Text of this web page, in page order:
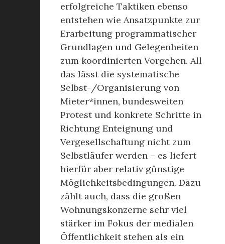
erfolgreiche Taktiken ebenso
entstehen wie Ansatzpunkte zur
Erarbeitung programmatischer
Grundlagen und Gelegenheiten
zum koordinierten Vorgehen. All
das lässt die systematische
Selbst-/Organisierung von
Mieter*innen, bundesweiten
Protest und konkrete Schritte in
Richtung Enteignung und
Vergesellschaftung nicht zum
Selbstläufer werden – es liefert
hierfür aber relativ günstige
Möglichkeitsbedingungen. Dazu
zählt auch, dass die großen
Wohnungskonzerne sehr viel
stärker im Fokus der medialen
Öffentlichkeit stehen als ein